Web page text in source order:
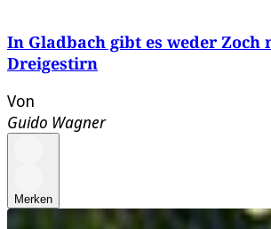
In Gladbach gibt es weder Zoch
Dreigestirn
Von
Guido Wagner
Merken